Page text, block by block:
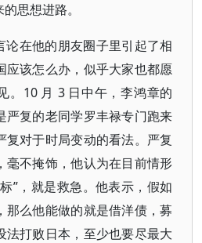
思想进路。
论在他的朋友圈子里引起了相
应该怎么办，似乎大家也都愿
。10 月 3 日中午，李鸿章的
严复的老同学罗丰禄专门跑来
复对于时局变动的看法。严复
毫不掩饰，他认为在目前情形
”，就是救急。他表示，假如
那么他能做的就是借洋债，募
法打败日本，至少也要尽最大